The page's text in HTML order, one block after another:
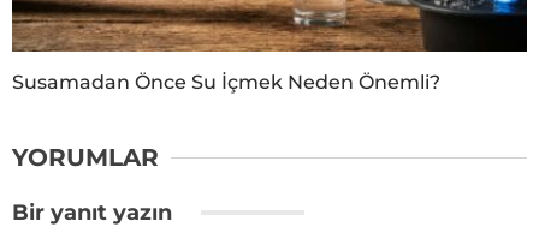
Susamadan Önce Su İçmek Neden Önemli?
YORUMLAR
Bir yanıt yazın